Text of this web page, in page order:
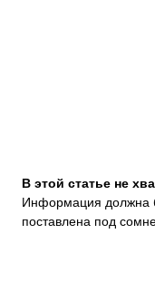
В этой статье не
Информация должна
поставлена под